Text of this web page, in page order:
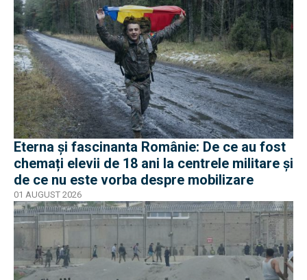
Eterna și fascinanta Românie: De ce au fost
chemați elevii de 18 ani la centrele militare și
de ce nu este vorba despre mobilizare
01 AUGUST 2026